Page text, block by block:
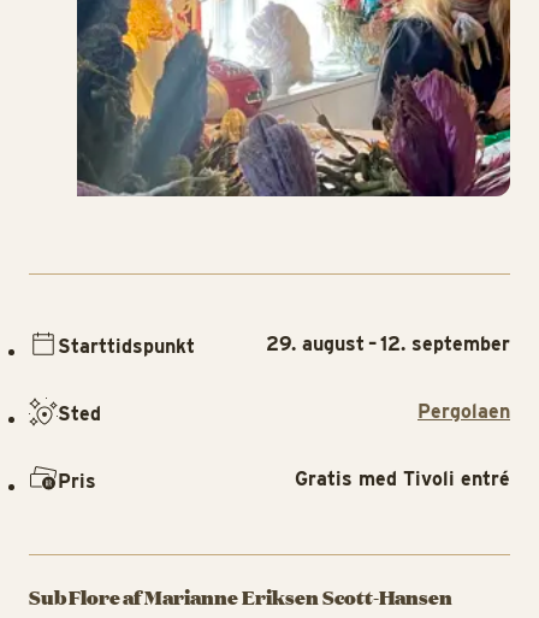
Sub Flore af Marianne Eriksen Scott-Hansen
Starttidspunkt 29. august – 12. september
Sted Pergolaen
Pris Gratis med Tivoli entré